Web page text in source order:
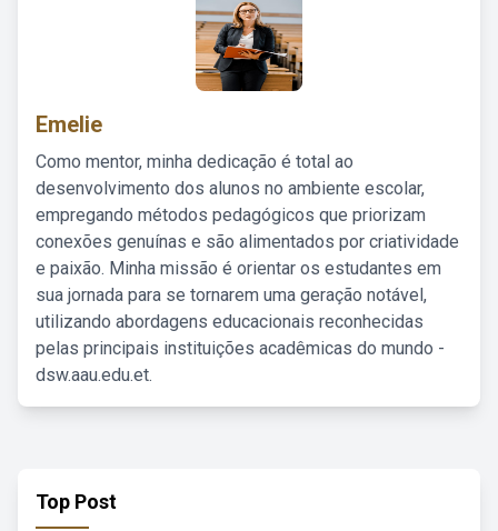
Emelie
Como mentor, minha dedicação é total ao
desenvolvimento dos alunos no ambiente escolar,
empregando métodos pedagógicos que priorizam
conexões genuínas e são alimentados por criatividade
e paixão. Minha missão é orientar os estudantes em
sua jornada para se tornarem uma geração notável,
utilizando abordagens educacionais reconhecidas
pelas principais instituições acadêmicas do mundo -
dsw.aau.edu.et.
Top Post